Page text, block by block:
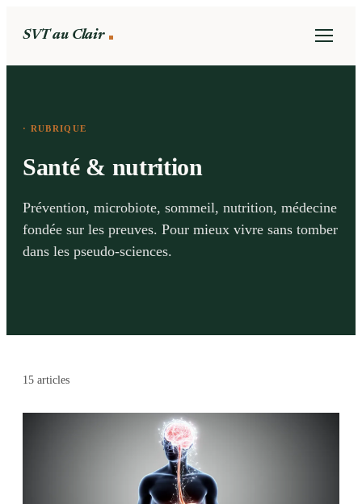
SVT au Clair
· RUBRIQUE
Santé & nutrition
Prévention, microbiote, sommeil, nutrition, médecine
fondée sur les preuves. Pour mieux vivre sans tomber
dans les pseudo-sciences.
15 articles